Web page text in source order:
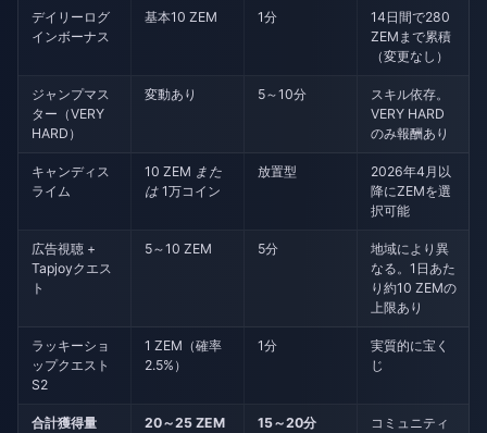
デイリーログ
インボーナス
基本10 ZEM 1分
14日間で280
ZEMまで累積
（変更なし）
ジャンプマス
ター（VERY
HARD）
変動あり 5～10分
スキル依存。
VERY HARD
のみ報酬あり
キャンディス
ライム
10 ZEM また
は 1万コイン
放置型
2026年4月以
降にZEMを選
択可能
広告視聴 +
Tapjoyクエス
ト
5～10 ZEM 5分
地域により異
なる。1日あた
り約10 ZEMの
上限あり
ラッキーショ
ップクエスト
S2
1 ZEM（確率
2.5%）
1分
実質的に宝く
じ
合計獲得量 20～25 ZEM 15～20分
コミュニティ